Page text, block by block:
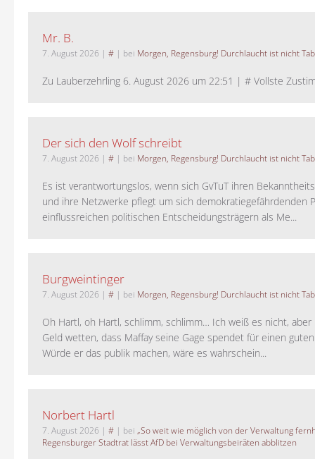
Mr. B.
7. August 2026 | # | bei Morgen, Regensburg! Durchlaucht ist nicht
Zu Lauberzehrling 6. August 2026 um 22:51 | # Vollste
Der sich den Wolf schreibt
7. August 2026 | # | bei Morgen, Regensburg! Durchlaucht ist nicht
Es ist verantwortungslos, wenn sich GvTuT ihren
und ihre Netzwerke pflegt um sich demokratiegefährdenden
einflussreichen politischen Entscheidungsträgern als Me...
Burgweintinger
7. August 2026 | # | bei Morgen, Regensburg! Durchlaucht ist nicht
Oh Hartl, oh Hartl, schlimm, schlimm… Ich weiß es nicht, aber
Geld wetten, dass Maffay seine Gage spendet für einen
Würde er das publik machen, wäre es wahrschein...
Norbert Hartl
7. August 2026 | # | bei „So weit wie möglich von der Verwaltung
Regensburger Stadtrat lässt AfD bei Verwaltungsbeiräten abblitzen